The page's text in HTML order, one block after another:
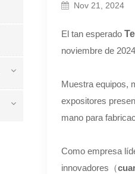
Nov 21, 2024
El tan esperado
noviembre de
Muestra equipos,
expositores
mano para
Como empresa
innovadores（